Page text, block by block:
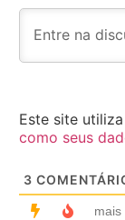
Este site
como seus
3
mais